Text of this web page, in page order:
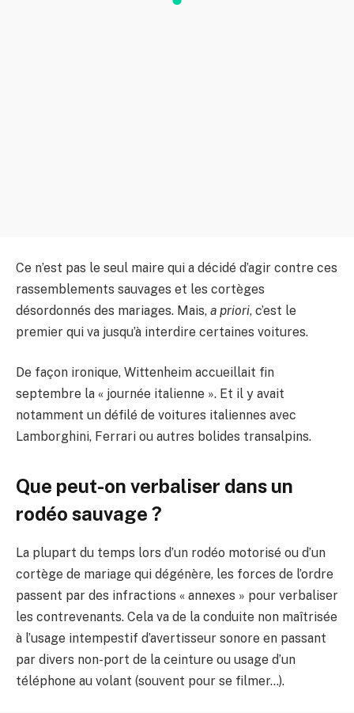
Ce n’est pas le seul maire qui a décidé d’agir contre ces
rassemblements sauvages et les cortèges
désordonnés des mariages. Mais, a priori, c’est le
premier qui va jusqu’à interdire certaines voitures.
De façon ironique, Wittenheim accueillait fin
septembre la « journée italienne ». Et il y avait
notamment un défilé de voitures italiennes avec
Lamborghini, Ferrari ou autres bolides transalpins.
Que peut-on verbaliser dans un
rodéo sauvage ?
La plupart du temps lors d’un rodéo motorisé ou d’un
cortège de mariage qui dégénère, les forces de l’ordre
passent par des infractions « annexes » pour verbaliser
les contrevenants. Cela va de la conduite non maîtrisée
à l’usage intempestif d’avertisseur sonore en passant
par divers non-port de la ceinture ou usage d’un
téléphone au volant (souvent pour se filmer…).